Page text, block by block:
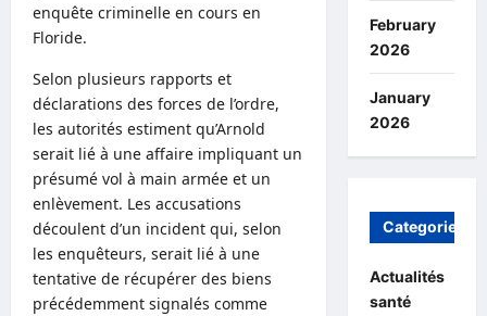
enquête criminelle en cours en
Floride.
Selon plusieurs rapports et
déclarations des forces de l’ordre,
les autorités estiment qu’Arnold
serait lié à une affaire impliquant un
présumé vol à main armée et un
enlèvement. Les accusations
découlent d’un incident qui, selon
les enquêteurs, serait lié à une
tentative de récupérer des biens
précédemment signalés comme
February
2026
January
2026
Categories
Actualités
santé